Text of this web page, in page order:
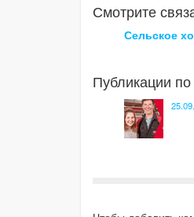
Смотрите
Сельское
Публикации